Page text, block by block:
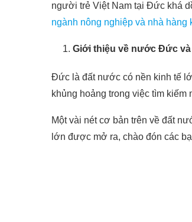
người trẻ Việt Nam tại Đức khá
ngành nông nghiệp và nhà hàng
Giới thiệu về nước Đức và
Đức là đất nước có nền kinh tế
khủng hoảng trong việc tìm
Một vài nét cơ bản trên về đất
lớn được mở ra, chào đón các